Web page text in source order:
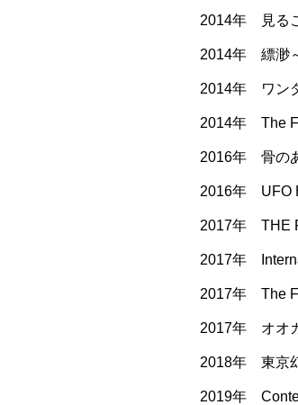
2014年 見る
2014年 縹渺
2014年 ワン
2014年 The
2016年 骨の
2016年 UFO
2017年 THE
2017年
2017年 The
2017年 オオ
2018年 東京
2019年